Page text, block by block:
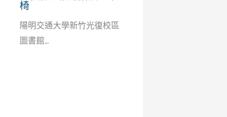
椅
陽明交通大學新竹光復校區
圖書館...